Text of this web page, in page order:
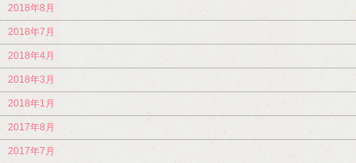
2018年8月
2018年7月
2018年4月
2018年3月
2018年1月
2017年8月
2017年7月